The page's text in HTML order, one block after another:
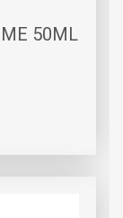
50ML